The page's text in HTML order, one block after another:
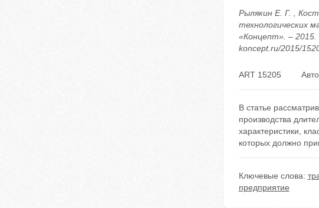
Рылякин Е. Г. ,
технологических
«Концепт». –
koncept.ru/2015/
ART 15205
В статье
производства
характеристики,
которых должно
Ключевые слова:
предприятие